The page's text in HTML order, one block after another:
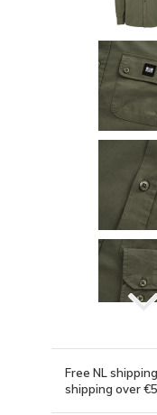
Free NL
shipping over